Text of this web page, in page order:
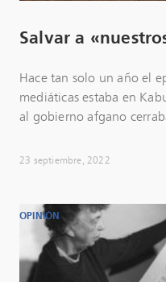
Salvar a
Hace tan solo un año el
mediáticas estaba en
al gobierno afgano
23 septiembre, 2022
OPINIÓN